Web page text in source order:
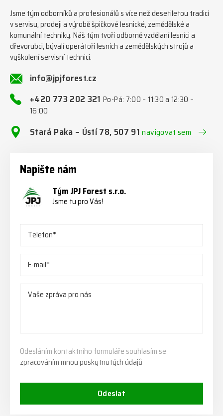
Jsme tým odborníků a profesionálů s více než desetiletou tradicí
v servisu, prodeji a výrobě špičkové lesnické, zemědělské a
komunální techniky. Náš tým tvoří odborně vzdělaní lesníci a
dřevorubci, bývalí operátoři lesních a zemědělských strojů a
vyškolení servisní technici.
info@jpjforest.cz
+420 773 202 321Po-Pá: 7:00 – 11:30 a 12:30 –
16:00
Stará Paka – Ústí 78, 507 91navigovat sem
Napište nám
Tým JPJ Forest s.r.o.
Jsme tu pro Vás!
Odesláním kontaktního formuláře souhlasím se
zpracováním mnou poskytnutých údajů
Odeslat